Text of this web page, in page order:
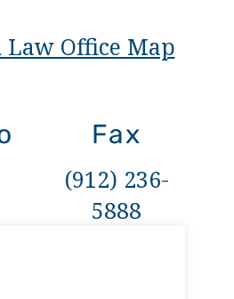
Law Office Map
Fax
(912) 236-
5888